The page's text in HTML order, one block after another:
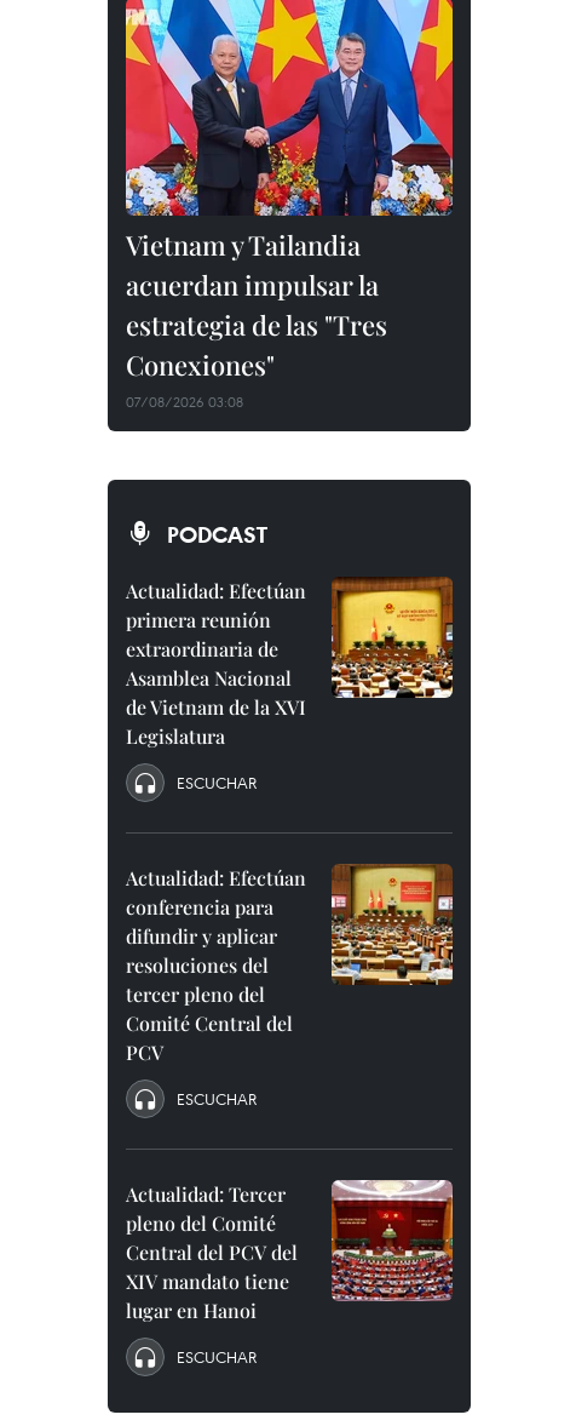
Vietnam y Tailandia
acuerdan impulsar la
estrategia de las "Tres
Conexiones"
07/08/2026 03:08
PODCAST
Actualidad: Efectúan
primera reunión
extraordinaria de
Asamblea Nacional
de Vietnam de la XVI
Legislatura
ESCUCHAR
Actualidad: Efectúan
conferencia para
difundir y aplicar
resoluciones del
tercer pleno del
Comité Central del
PCV
ESCUCHAR
Actualidad: Tercer
pleno del Comité
Central del PCV del
XIV mandato tiene
lugar en Hanoi
ESCUCHAR